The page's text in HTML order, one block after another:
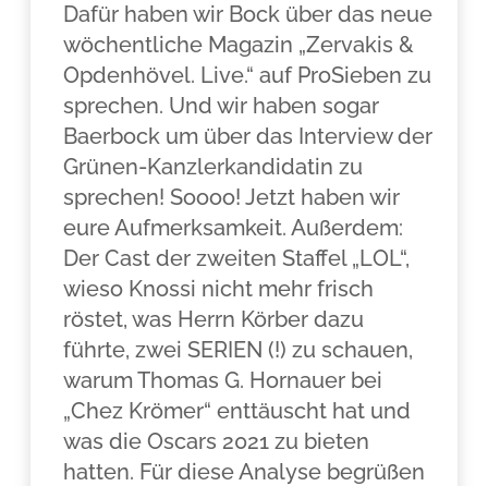
Dafür haben wir Bock über das neue
wöchentliche Magazin „Zervakis &
Opdenhövel. Live.“ auf ProSieben zu
sprechen. Und wir haben sogar
Baerbock um über das Interview der
Grünen-Kanzlerkandidatin zu
sprechen! Soooo! Jetzt haben wir
eure Aufmerksamkeit. Außerdem:
Der Cast der zweiten Staffel „LOL“,
wieso Knossi nicht mehr frisch
röstet, was Herrn Körber dazu
führte, zwei SERIEN (!) zu schauen,
warum Thomas G. Hornauer bei
„Chez Krömer“ enttäuscht hat und
was die Oscars 2021 zu bieten
hatten. Für diese Analyse begrüßen